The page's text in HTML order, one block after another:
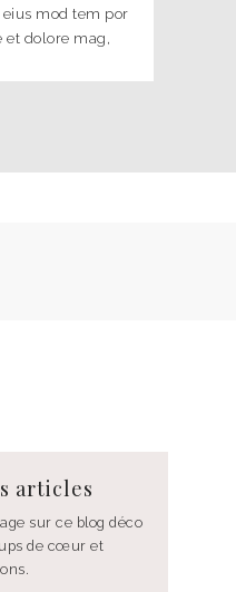
mod tem por
et dolore mag,
articles
sur ce blog déco
de cœur et